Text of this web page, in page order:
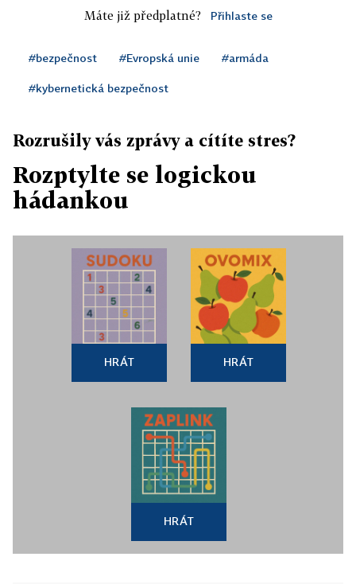
Máte již předplatné? Přihlaste se
#bezpečnost #Evropská unie #armáda
#kybernetická bezpečnost
Rozrušily vás zprávy a cítíte stres?
Rozptylte se logickou
hádankou
HRÁT HRÁT
HRÁT